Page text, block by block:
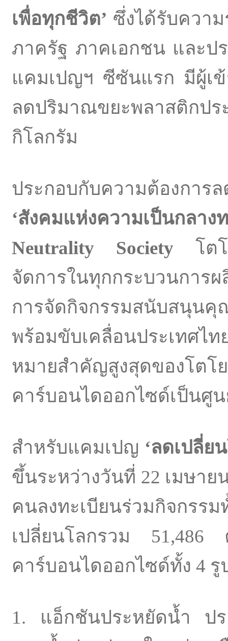
เพื่อทุกชีวิต’ ซึ่งได้รับควา
ภาครัฐ ภาคเอกชน และป
แคมเปญฯ ซีซันแรก มีผู้เ
ลดปริมาณขยะพลาสติกปร
กิโลกรัม
ประกอบกับความต้องการ
‘สังคมแห่งความเป็นกลาง
Neutrality Society โตโ
จัดการในทุกกระบวนการ
การจัดกิจกรรมสนับสนุน
พร้อมขับเคลื่อนประเทศไ
หมายสำคัญสูงสุดของ
คาร์บอนไดออกไซด์เป็นศูน
สำหรับแคมเปญ ‘ลดเปลี่ย
ขึ้นระหว่างวันที่ 22 เมษา
คนลงทะเบียนร่วมกิจกรร
เปลี่ยนโลกรวม 51,486
คาร์บอนไดออกไซด์ทั้ง 4
1. แอ็กชันประหยัดน้ำ ป